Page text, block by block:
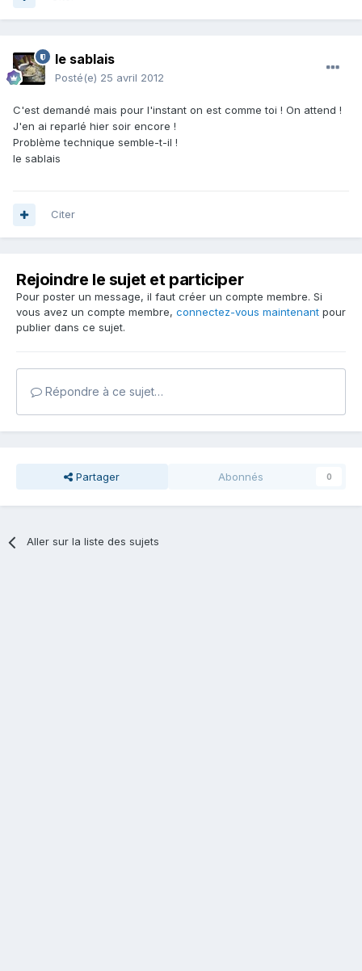
le sablais
Posté(e) 25 avril 2012
C'est demandé mais pour l'instant on est comme toi ! On attend !
J'en ai reparlé hier soir encore !
Problème technique semble-t-il !
le sablais
Citer
Rejoindre le sujet et participer
Pour poster un message, il faut créer un compte membre. Si
vous avez un compte membre, connectez-vous maintenant pour
publier dans ce sujet.
Répondre à ce sujet…
Partager Abonnés 0
Aller sur la liste des sujets